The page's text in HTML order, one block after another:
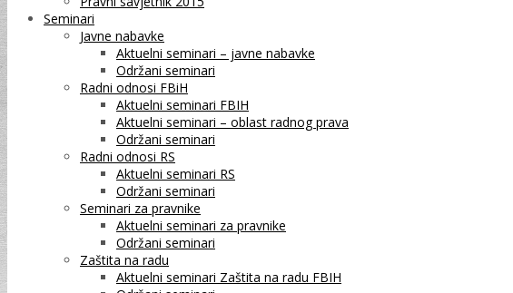
Seminari
Javne nabavke
Aktuelni seminari – javne nabavke
Održani seminari
Radni odnosi FBiH
Aktuelni seminari FBIH
Aktuelni seminari – oblast radnog prava
Održani seminari
Radni odnosi RS
Aktuelni seminari RS
Održani seminari
Seminari za pravnike
Aktuelni seminari za pravnike
Održani seminari
Zaštita na radu
Aktuelni seminari Zaštita na radu FBIH